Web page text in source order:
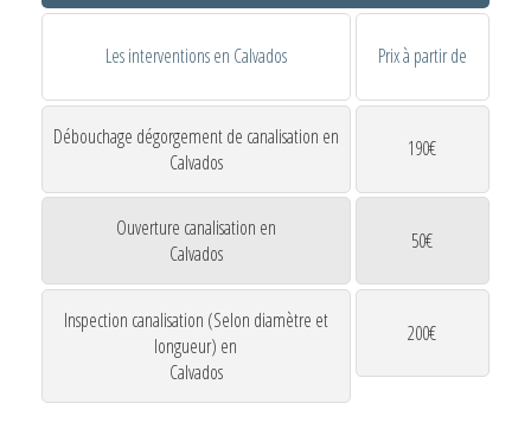
Les interventions en Calvados Prix à partir de
Débouchage dégorgement de canalisation en
Calvados
190€
Ouverture canalisation en
Calvados
50€
Inspection canalisation (Selon diamètre et
longueur) en
Calvados
200€